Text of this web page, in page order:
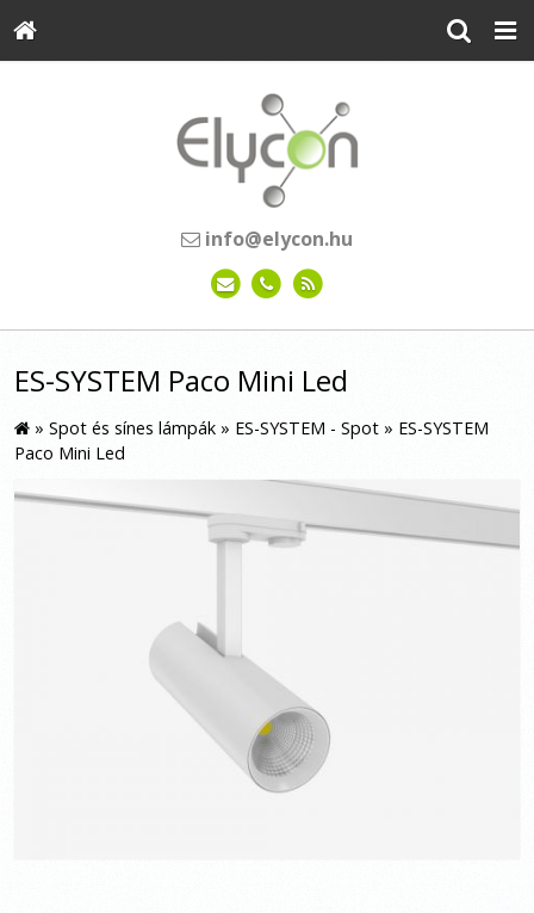
info@elycon.hu
ES-SYSTEM Paco Mini Led
» Spot és sínes lámpák » ES-SYSTEM - Spot » ES-SYSTEM
Paco Mini Led